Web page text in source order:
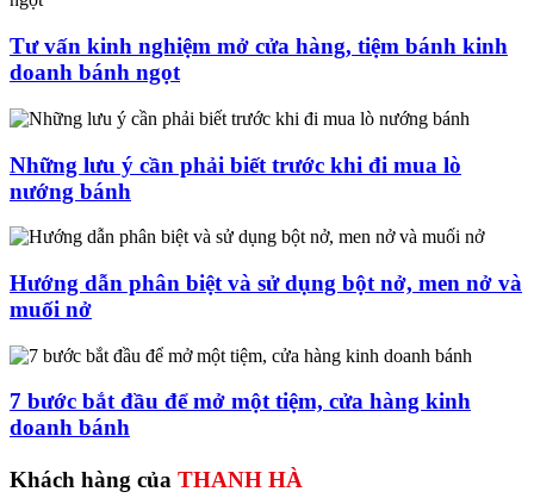
Tư vấn kinh nghiệm mở cửa hàng, tiệm bánh kinh
doanh bánh ngọt
Những lưu ý cần phải biết trước khi đi mua lò
nướng bánh
Hướng dẫn phân biệt và sử dụng bột nở, men nở và
muối nở
7 bước bắt đầu để mở một tiệm, cửa hàng kinh
doanh bánh
Khách hàng của THANH HÀ